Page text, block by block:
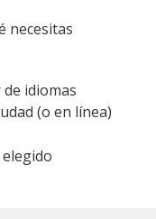
necesitas
idiomas
(o en línea)